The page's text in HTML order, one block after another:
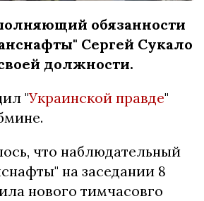
обязанности
Сергей Сукало
должности.
"Украинской правде"
что наблюдательный
на заседании 8
нового тимчасовго